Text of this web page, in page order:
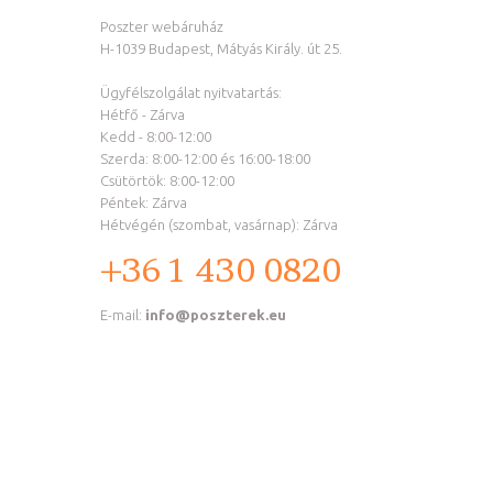
Poszter webáruház
H-1039 Budapest, Mátyás Király. út 25.
Ügyfélszolgálat nyitvatartás:
Hétfő - Zárva
Kedd - 8:00-12:00
Szerda: 8:00-12:00 és 16:00-18:00
Csütörtök: 8:00-12:00
Péntek: Zárva
Hétvégén (szombat, vasárnap): Zárva
+36 1 430 0820
E-mail: info@poszterek.eu